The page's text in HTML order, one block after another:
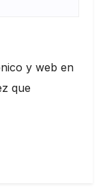
y web en
que